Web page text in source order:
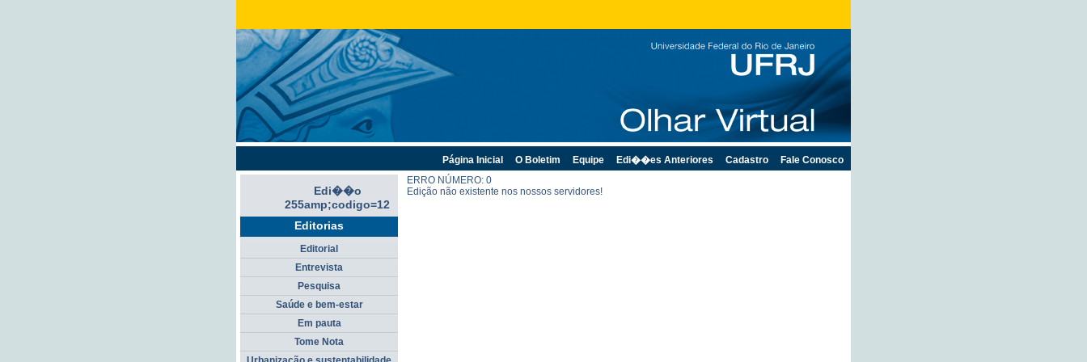
ERRO NÚMERO: 0
Edição não existente nos nossos servidores!
Edi��o
255amp;codigo=12
Editorias
Editorial
Entrevista
Pesquisa
Saúde e bem-estar
Em pauta
Tome Nota
Página Inicial O Boletim Equipe Edi��es Anteriores Cadastro Fale Conosco